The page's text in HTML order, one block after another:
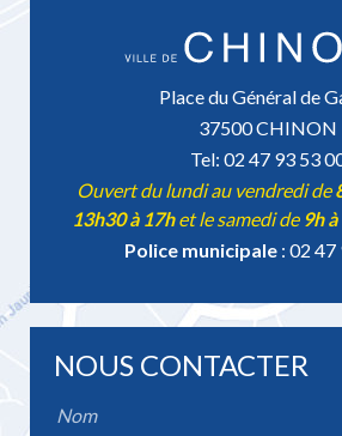
Place du Général de
37500 CHINON
Tel: 02 47 93 53
Ouvert du lundi au vendredi de
13h30 à 17het le samedi de 9h
Police municipale : 02 47
NOUS CONTACTER